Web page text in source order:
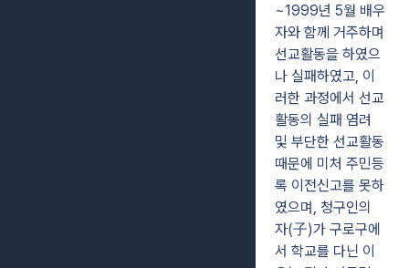
~1999년 5월 배우
자와 함께 거주하며
선교활동을 하였으
나 실패하였고, 이
러한 과정에서 선교
활동의 실패 염려
및 부단한 선교활동
때문에 미처 주민등
록 이전신고를 못하
였으며, 청구인의
자(子)가 구로구에
서 학교를 다닌 이